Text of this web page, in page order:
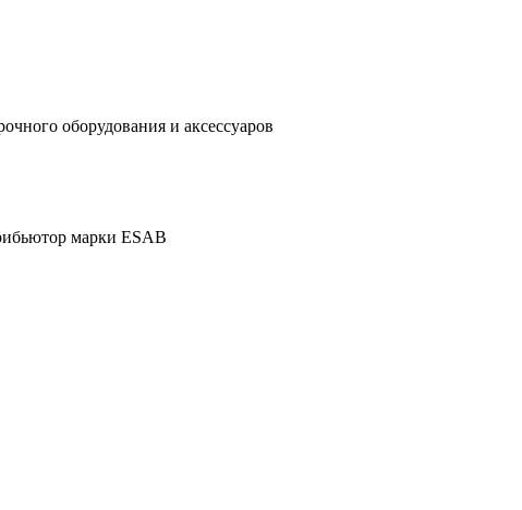
оборудования и аксессуаров
марки ESAB